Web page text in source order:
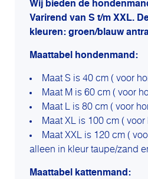
Wij bieden de
Varirend van S t/m XXL.
kleuren: groen/blauw
Maattabel hondenmand:
Maat S is 40 cm ( voor
Maat M is 60 cm ( voor
Maat L is 80 cm ( voor
Maat XL is 100 cm (
Maat XXL is 120 cm (
alleen in kleur taupe/zand
Maattabel kattenmand: